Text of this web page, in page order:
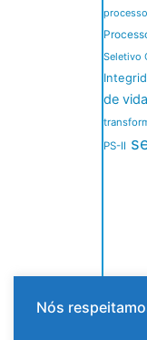
Seletivo
de vida
PS-II
Nós